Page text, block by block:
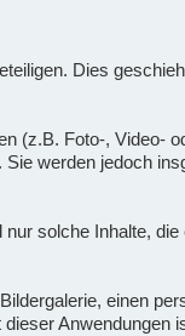
Dies
(z.B. Foto-, Video-
werden jedoch
solche Inhalte,
einen
Anwendungen